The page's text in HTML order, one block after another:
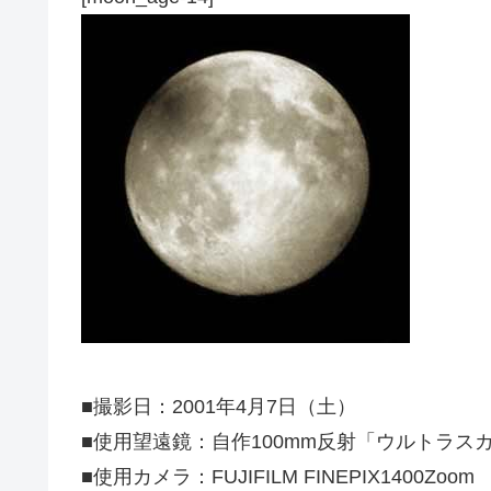
■撮影日：2001年4月7日（土）
■使用望遠鏡：自作100mm反射「ウルトラスカ
■使用カメラ：FUJIFILM FINEPIX1400Zoom